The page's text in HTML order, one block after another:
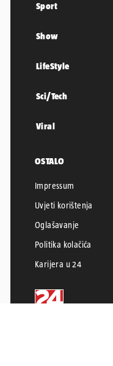
Sport
Show
LifeStyle
Sci/Tech
Viral
OSTALO
Impressum
Uvjeti korištenja
Oglašavanje
Politika kolačića
Karijera u 24